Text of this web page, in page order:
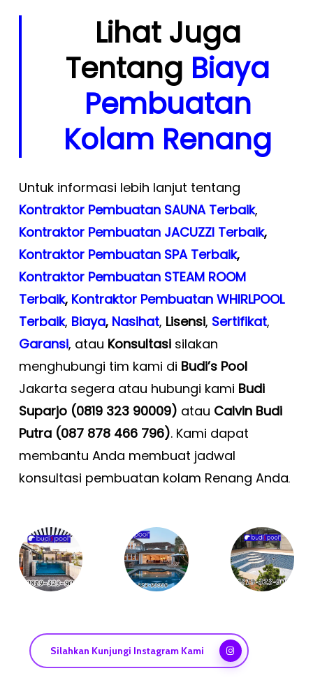
Lihat Juga
Tentang Biaya
Pembuatan
Kolam Renang
Untuk informasi lebih lanjut tentang
Kontraktor Pembuatan SAUNA Terbaik,
Kontraktor Pembuatan JACUZZI Terbaik,
Kontraktor Pembuatan SPA Terbaik,
Kontraktor Pembuatan STEAM ROOM
Terbaik, Kontraktor Pembuatan WHIRLPOOL
Terbaik, Biaya, Nasihat, Lisensi, Sertifikat,
Garansi, atau Konsultasisilakan
menghubungi tim kami di Budi’s Pool
Jakarta segera atau hubungi kami Budi
Suparjo (0819 323 90009) atau Calvin Budi
Putra (087 878 466 796). Kami dapat
membantu Anda membuat jadwal
konsultasi pembuatan kolam Renang Anda.
Silahkan Kunjungi Instagram Kami